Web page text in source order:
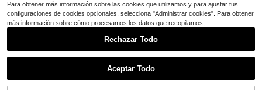
Ahorro de $1.20
200 piezas de remaches de cuero, r
Local
grosados de 14 mm con juegos de h
erramientas, 80 piezas de ojales de
de herramientas de instalación para
de cuero
29
1
Para obtener más información sobre las cookies que utilizamos y para ajustar tus
configuraciones de cookies opcionales, selecciona "Administrar cookies". Para obtener
más información sobre cómo procesamos los datos que recopilamos,
Rechazar Todo
Aceptar Todo